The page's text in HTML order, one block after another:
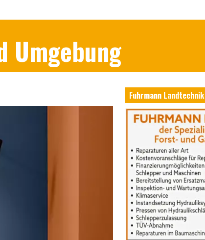
Umgebung
Fuhrmann Landtechnik